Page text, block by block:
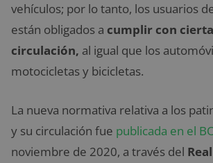
vehículos; por lo tanto, los usuarios
están obligados a cumplir con
circulación, al igual que los
motocicletas y bicicletas.
La nueva normativa relativa a los
y su circulación fue publicada en el
noviembre de 2020, a través del